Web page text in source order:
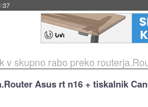
21:23
rabo preko routerja.Router
Asus rt n16 + tiskalnik